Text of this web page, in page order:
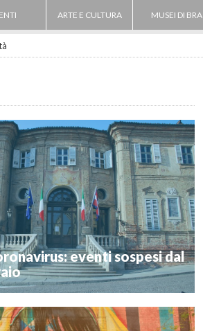
ARTE E CULTURA MUSEI DI BRA
eventi sospesi dal